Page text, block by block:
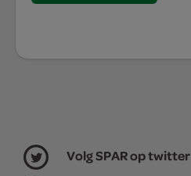
Volg SPAR op twitter